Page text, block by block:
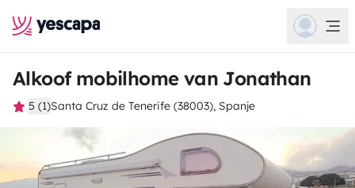
Alkoof mobilhome van Jonathan
5 (1)Santa Cruz de Tenerife (38003), Spanje